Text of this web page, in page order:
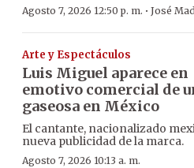
Agosto 7, 2026 12:50 p. m. · José
Arte y Espectáculos
Luis Miguel aparece en
emotivo comercial de
gaseosa en México
El cantante, nacionalizado
nueva publicidad de la marca.
Agosto 7, 2026 10:13 a. m.